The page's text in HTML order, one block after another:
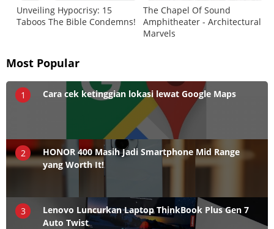
Most Popular
1 Cara cek ketinggian lokasi lewat Google Maps
2
HONOR 400 Masih Jadi Smartphone Mid Range
yang Worth It!
3
Lenovo Luncurkan Laptop ThinkBook Plus Gen 7
Auto Twist